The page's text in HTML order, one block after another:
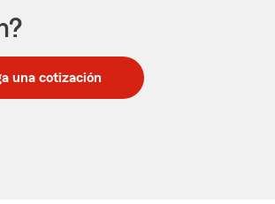
una cotización